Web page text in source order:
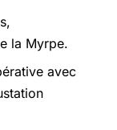
la Myrpe.
avec